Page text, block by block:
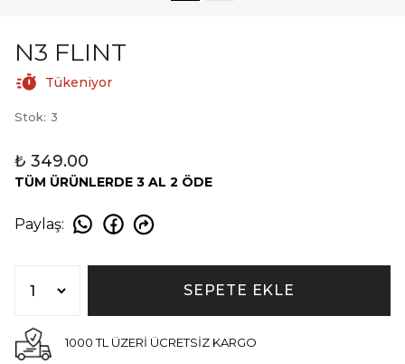
N3 FLINT
Tükeniyor
Stok: 3
₺ 349.00
TÜM ÜRÜNLERDE 3 AL 2 ÖDE
Paylaş:
SEPETE EKLE
1000 TL ÜZERİ ÜCRETSİZ KARGO